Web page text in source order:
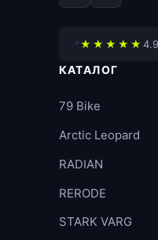
📍★★★★★
КАТАЛОГ
79 Bike
Arctic Leopard
RADIAN
RERODE
STARK VARG